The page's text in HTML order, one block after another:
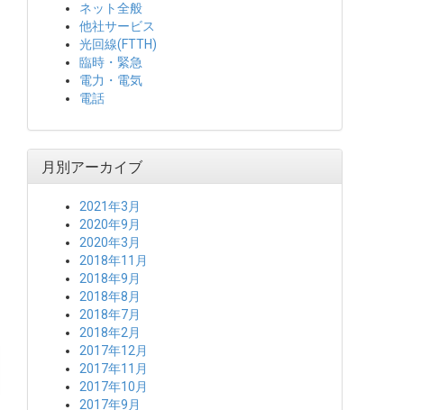
ネット全般
他社サービス
光回線(FTTH)
臨時・緊急
電力・電気
電話
月別アーカイブ
2021年3月
2020年9月
2020年3月
2018年11月
2018年9月
2018年8月
2018年7月
2018年2月
2017年12月
2017年11月
2017年10月
2017年9月